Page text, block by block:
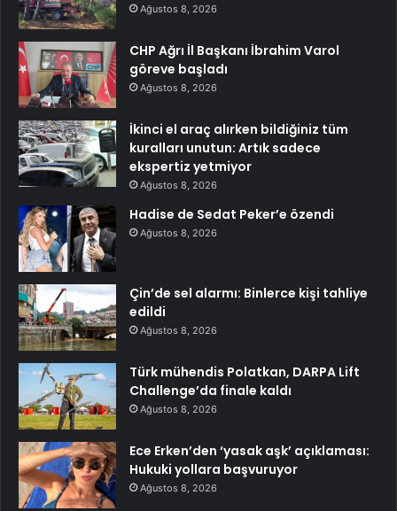
Ağustos 8, 2026
CHP Ağrı İl Başkanı İbrahim Varol
göreve başladı
Ağustos 8, 2026
İkinci el araç alırken bildiğiniz tüm
kuralları unutun: Artık sadece
ekspertiz yetmiyor
Ağustos 8, 2026
Hadise de Sedat Peker’e özendi
Ağustos 8, 2026
Çin’de sel alarmı: Binlerce kişi tahliye
edildi
Ağustos 8, 2026
Türk mühendis Polatkan, DARPA Lift
Challenge’da finale kaldı
Ağustos 8, 2026
Ece Erken’den ‘yasak aşk’ açıklaması:
Hukuki yollara başvuruyor
Ağustos 8, 2026